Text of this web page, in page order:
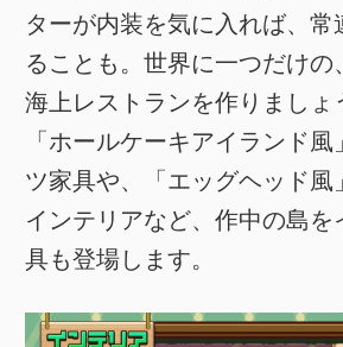
ターが内装を気に入れば、常
ることも。世界に一つだけの
海上レストランを作りましょ
「ホールケーキアイランド
ツ家具や、「エッグヘッド風
インテリアなど、作中の島を
具も登場します。